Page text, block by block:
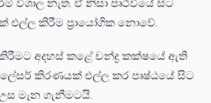
විශාල නැත. ඒ නිසා පෘථිවියේ සි⁣ට
එල්ල කිරීම ප්‍රායෝගික නොවේ.
අදහස් කළේ චන්ද්‍ර කක්ෂයේ ඇති
ලේසර් කිරණයක් එල්ල කර පෘෂ්ඨයේ සිට
මැන ගැනීමටයි.